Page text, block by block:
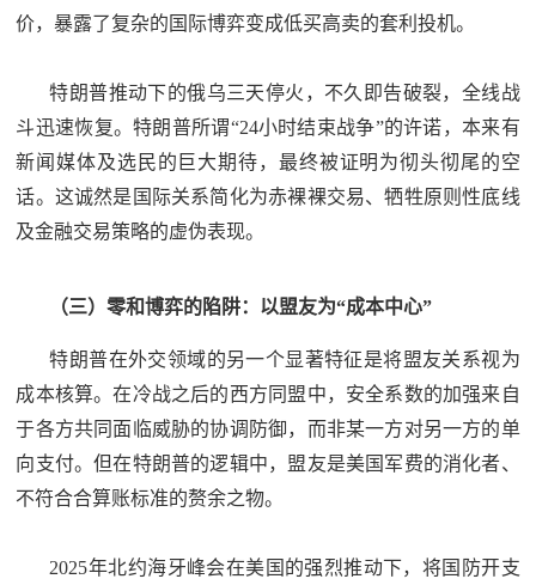
价，暴露了复杂的国际博弈变成低买高卖的套利投机。
特朗普推动下的俄乌三天停火，不久即告破裂，全线战
斗迅速恢复。特朗普所谓“24小时结束战争”的许诺，本来有
新闻媒体及选民的巨大期待，最终被证明为彻头彻尾的空
话。这诚然是国际关系简化为赤裸裸交易、牺牲原则性底线
及金融交易策略的虚伪表现。
（三）零和博弈的陷阱：以盟友为“成本中心”
特朗普在外交领域的另一个显著特征是将盟友关系视为
成本核算。在冷战之后的西方同盟中，安全系数的加强来自
于各方共同面临威胁的协调防御，而非某一方对另一方的单
向支付。但在特朗普的逻辑中，盟友是美国军费的消化者、
不符合合算账标准的赘余之物。
2025年北约海牙峰会在美国的强烈推动下，将国防开支